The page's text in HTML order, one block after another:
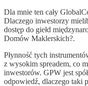
Dla mnie ten cały
Dlaczego inwestorzy
dostęp do giełd
Domów Maklerskich?.
Płynność tych
z wysokim spreadem, co
inwestorów. GPW jest
odpowiedź, dlaczego taki